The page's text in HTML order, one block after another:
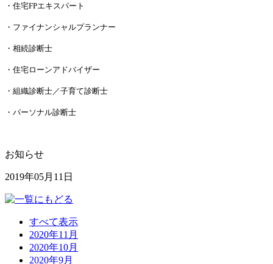
・住宅FPエキスパート
・ファイナンシャルプランナー
・相続診断士
・住宅ローンアドバイザー
・組織診断士／子育て診断士
・パーソナル診断士
お知らせ
2019年05月11日
すべて表示
2020年11月
2020年10月
2020年9月